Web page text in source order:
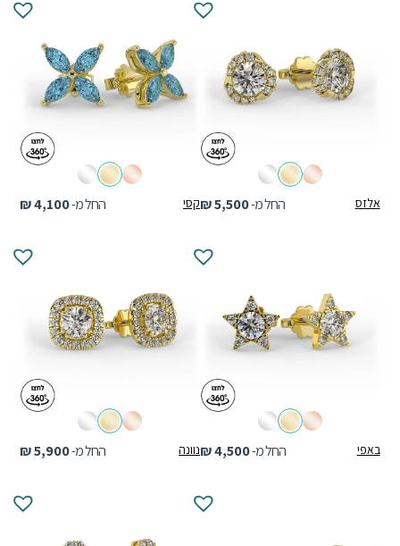
החל מ- ₪4,100 קסי החל מ- ₪5,500 אלזס
החל מ- ₪5,900 נוונה החל מ- ₪4,500 באפי